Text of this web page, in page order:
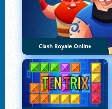
Clash Royale Online